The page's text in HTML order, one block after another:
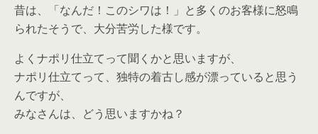
昔は、「なんだ！このシワは！」と多くのお客様に怒鳴
られたそうで、大分苦労した様です。
よくナポリ仕立てって聞くかと思いますが、
ナポリ仕立てって、独特の着古し感が漂っていると思う
んですが、
みなさんは、どう思いますかね？